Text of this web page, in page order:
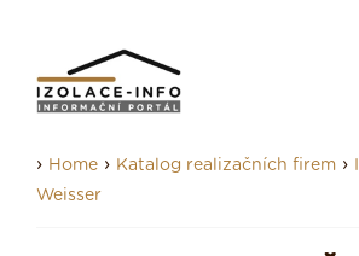
› Home › Katalog realizačních firem ›
Weisser